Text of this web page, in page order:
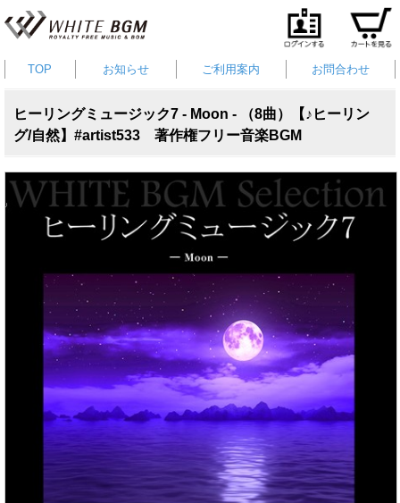
TOP お知らせ ご利用案内 お問合わせ
ヒーリングミュージック7 - Moon - （8曲）【♪ヒーリン
グ/自然】#artist533 著作権フリー音楽BGM